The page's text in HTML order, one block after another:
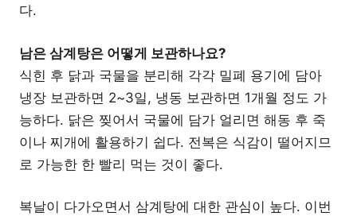
다.
남은 삼계탕은 어떻게 보관하나요?
식힌 후 닭과 국물을 분리해 각각 밀폐 용기에 담아
냉장 보관하면 2~3일, 냉동 보관하면 1개월 정도 가
능하다. 닭은 찢어서 국물에 담가 얼리면 해동 후 죽
이나 찌개에 활용하기 쉽다. 전복은 식감이 떨어지므
로 가능한 한 빨리 먹는 것이 좋다.
복날이 다가오면서 삼계탕에 대한 관심이 높다. 이번